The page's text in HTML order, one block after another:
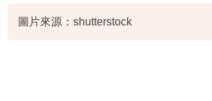
圖片來源：shutterstock